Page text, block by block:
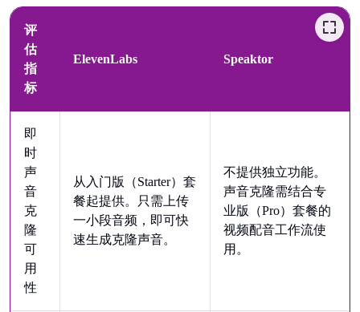
评
估
指
标
ElevenLabs Speaktor
即
时
声
音
克
隆
可
用
性
从入门版（Starter）套
餐起提供。只需上传
一小段音频，即可快
速生成克隆声音。
不提供独立功能。
声音克隆需结合专
业版（Pro）套餐的
视频配音工作流使
用。